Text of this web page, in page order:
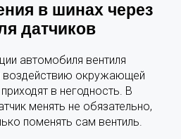
в шинах через
датчиков
автомобиля вентиля
воздействию окружающей
в негодность. В
менять не обязательно,
поменять сам вентиль.